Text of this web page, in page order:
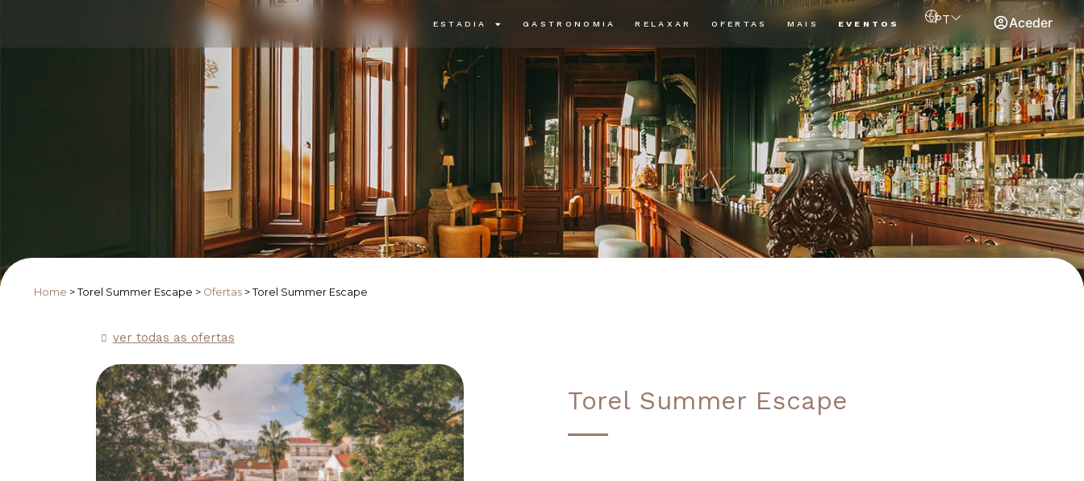
ESTADIA GASTRONOMIA RELAXAR OFERTAS MAIS EVENTOS PT Aceder
Home > Torel Summer Escape > Ofertas > Torel Summer Escape
ver todas as ofertas
Torel Summer Escape